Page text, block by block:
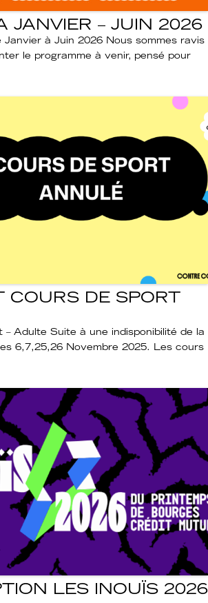
JANVIER – JUIN 2026
Janvier à Juin 2026 Nous sommes ravis
le programme à venir, pensé pour
COURS DE SPORT
– Adulte Suite à une indisponibilité de la
6,7,25,26 Novembre 2025. Les cours
LES INOUÏS 2026